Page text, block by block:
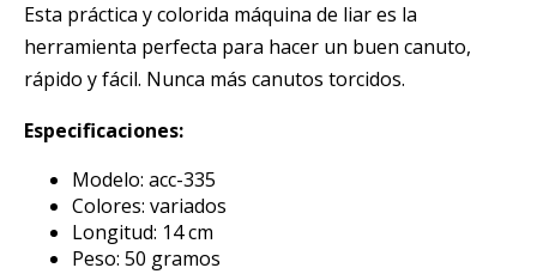
Esta práctica y colorida máquina de liar es la
herramienta perfecta para hacer un buen canuto,
rápido y fácil. Nunca más canutos torcidos.
Especificaciones:
Modelo: acc-335
Colores: variados
Longitud: 14 cm
Peso: 50 gramos